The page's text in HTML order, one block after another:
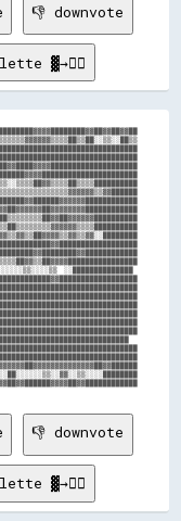
👎 downvote
▓→✊🏽
░░██████████████
👎 downvote
▓→✊🏽